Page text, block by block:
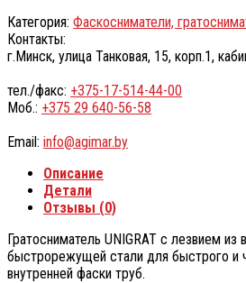
Категория: Фаскосниматели,
Контакты:
г.Минск, улица Танковая, 15, корп.1,
тел./факс: +375-17-514-44-00
Моб.: +375 29 640-56-58
Email: info@agimar.by
Описание
Детали
Отзывы (0)
Гратосниматель UNIGRAT с лезвием из
быстрорежущей стали для быстрого и
внутренней фаски труб.